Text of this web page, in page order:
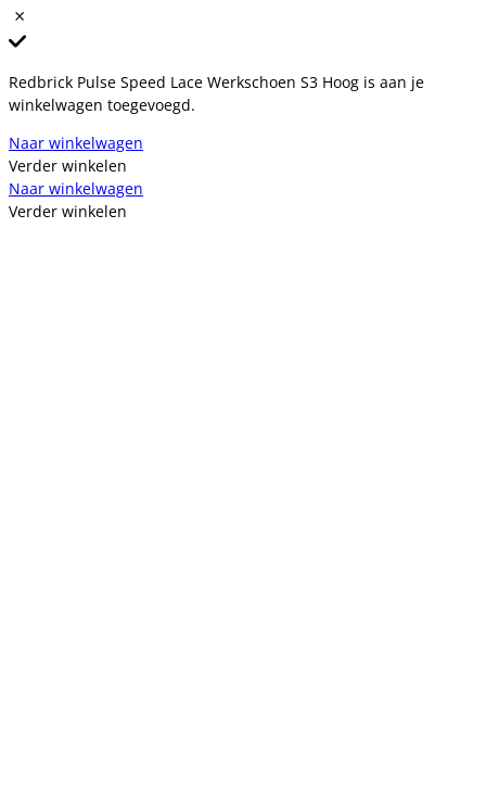
Redbrick Pulse Speed Lace Werkschoen S3 Hoog is aan je
winkelwagen toegevoegd.
Naar winkelwagen
Verder winkelen
Naar winkelwagen
Verder winkelen